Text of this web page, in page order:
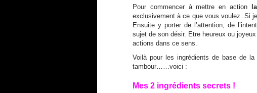
Pour commencer à mettre en action
exclusivement à ce que vous voulez. Si
Ensuite y porter de l’attention, de
sujet de son désir. Etre heureux ou
actions dans ce sens.
Voilà pour les ingrédients de base de
tambour……voici :
Mes 2 ingrédients secrets !